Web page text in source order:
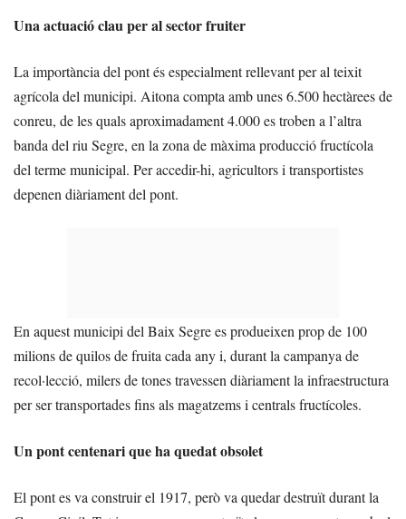
Una actuació clau per al sector fruiter
La importància del pont és especialment rellevant per al teixit
agrícola del municipi. Aitona compta amb unes 6.500 hectàrees de
conreu, de les quals aproximadament 4.000 es troben a l’altra
banda del riu Segre, en la zona de màxima producció fructícola
del terme municipal. Per accedir-hi, agricultors i transportistes
depenen diàriament del pont.
En aquest municipi del Baix Segre es produeixen prop de 100
milions de quilos de fruita cada any i, durant la campanya de
recol·lecció, milers de tones travessen diàriament la infraestructura
per ser transportades fins als magatzems i centrals fructícoles.
Un pont centenari que ha quedat obsolet
El pont es va construir el 1917, però va quedar destruït durant la